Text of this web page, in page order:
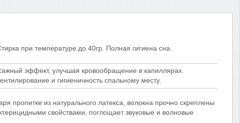
при температуре до 40гр. Полная гигиена сна.
эффект, улучшая кровообращение в капиллярах.
и гигиеничность спальному месту.
пропитке из натурального латекса, волокна прочно скреплены
свойствами, поглощает звуковые и волновые